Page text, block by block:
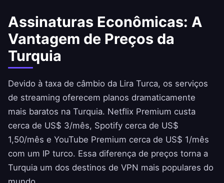
Assinaturas Econômicas: A
Vantagem de Preços da
Turquia
Devido à taxa de câmbio da Lira Turca, os serviços
de streaming oferecem planos dramaticamente
mais baratos na Turquia. Netflix Premium custa
cerca de US$ 3/mês, Spotify cerca de US$
1,50/mês e YouTube Premium cerca de US$ 1/mês
com um IP turco. Essa diferença de preços torna a
Turquia um dos destinos de VPN mais populares do